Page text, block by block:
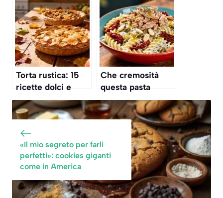
tutto e in un
secondo il
condimento era
pronto, ricetta
geniale,
n°4 crea
dipendenza!
Torta rustica: 15
ricette dolci e
salate perfette per
l’autunno
Che cremosità
questa pasta
fredda! Ho frullato
tutto e in un
secondo il
condimento era
pronto, ricetta
geniale
«Il mio segreto per farli
perfetti»: cookies giganti
come in America